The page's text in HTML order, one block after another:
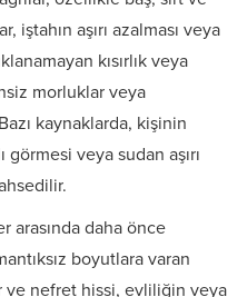
iştahın aşırı azalması veya
kısırlık veya
morluklar veya
kaynaklarda, kişinin
görmesi veya sudan aşırı
arasında daha önce
boyutlara varan
ve nefret hissi, evliliğin veya